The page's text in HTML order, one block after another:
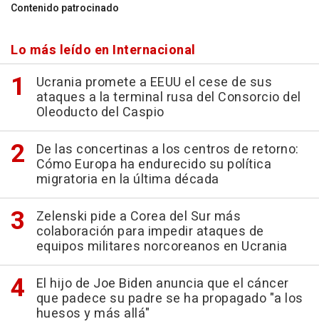
Contenido patrocinado
Lo más leído en Internacional
Ucrania promete a EEUU el cese de sus
ataques a la terminal rusa del Consorcio del
Oleoducto del Caspio
De las concertinas a los centros de retorno:
Cómo Europa ha endurecido su política
migratoria en la última década
Zelenski pide a Corea del Sur más
colaboración para impedir ataques de
equipos militares norcoreanos en Ucrania
El hijo de Joe Biden anuncia que el cáncer
que padece su padre se ha propagado "a los
huesos y más allá"